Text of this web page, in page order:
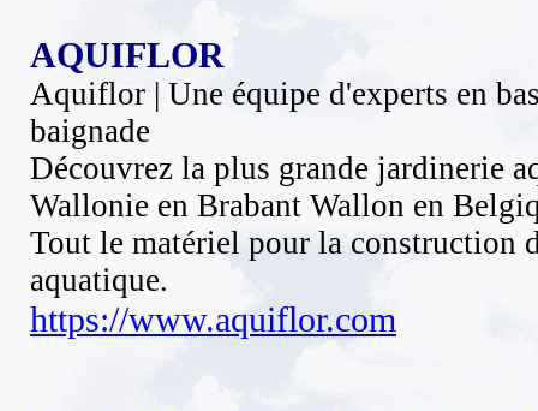
AQUIFLOR
Aquiflor | Une équipe d'experts en
baignade
Découvrez la plus grande jardinerie
Wallonie en Brabant Wallon en
Tout le matériel pour la construction
aquatique.
https://www.aquiflor.com